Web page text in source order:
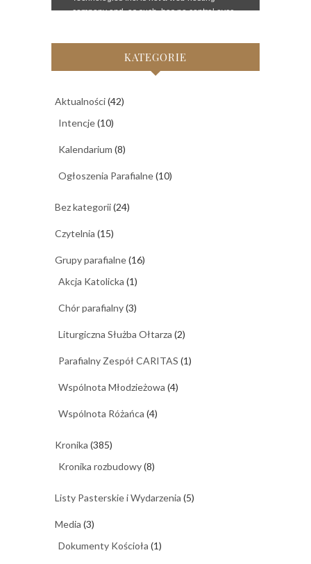
KATEGORIE
Aktualności(42)
Intencje(10)
Kalendarium (8)
Ogłoszenia Parafialne(10)
Bez kategorii(24)
Czytelnia (15)
Grupy parafialne(16)
Akcja Katolicka (1)
Chór parafialny(3)
Liturgiczna Służba Ołtarza (2)
Parafialny Zespół CARITAS (1)
Wspólnota Młodzieżowa (4)
Wspólnota Różańca (4)
Kronika (385)
Kronika rozbudowy(8)
Listy Pasterskie i Wydarzenia (5)
Media (3)
Dokumenty Kościoła (1)